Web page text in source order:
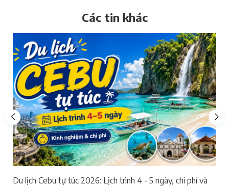
Các tin khác
Du lịch Cebu tự túc 2026: Lịch trình 4 - 5 ngày, chi phí và